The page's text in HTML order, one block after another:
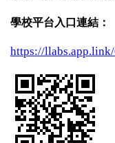
學校平台入口連結：
https://